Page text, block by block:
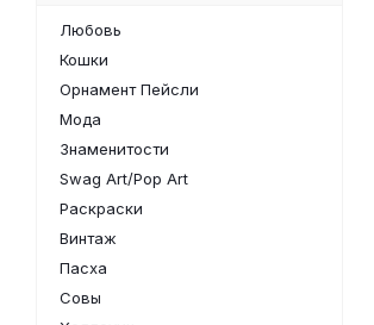
Любовь
Кошки
Орнамент Пейсли
Мода
Знаменитости
Swag Art/Pop Art
Раскраски
Винтаж
Пасха
Совы